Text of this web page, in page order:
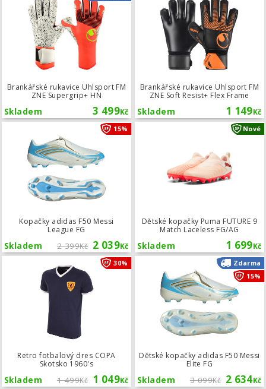
Brankářské rukavice Uhlsport FM
ZNE Supergrip+ HN
3 499Kč
Skladem
Brankářské rukavice Uhlsport FM
ZNE Soft Resist+ Flex Frame
1 149Kč
Skladem
Kopačky adidas F50 Messi
League FG
2 399Kč 2 039Kč
Skladem
15% Kopačky adidas F50 Messi League
Dětské kopačky Puma FUTURE 9
Match Laceless FG/AG
1 699Kč
Skladem
Nové
Retro fotbalový dres COPA
Skotsko 1960's
1 499Kč 1 049Kč
Skladem
30% Retro fotbalový dres COPA Skotsko
Dětské kopačky adidas F50 Messi
Elite FG
3 099Kč 2 634Kč
Skladem
Zdarma
15%